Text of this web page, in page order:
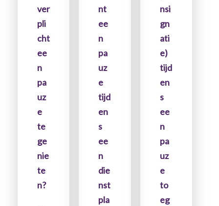
ver
pli
cht
ee
n
pa
uz
e
te
ge
nie
te
n?
nt
ee
n
pa
uz
e
tijd
en
s
ee
n
die
nst
pla
nsi
gn
ati
e)
tijd
en
s
ee
n
pa
uz
e
to
eg